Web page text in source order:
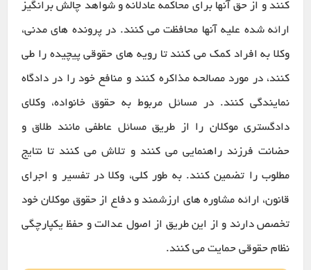
کنند و از حق آنها برای محاکمه عادلانه و شواهد چالش برانگیز
ارائه شده علیه آنها محافظت می کنند. در پرونده های مدنی،
وکلا به افراد کمک می کنند تا رویه های حقوقی پیچیده را طی
کنند، در مورد مصالحه مذاکره کنند و منافع خود را در دادگاه
نمایندگی کنند. در مسائل مربوط به حقوق خانواده، وکلای
دادگستری موکلان را از طریق مسائل عاطفی مانند طلاق و
حضانت فرزند راهنمایی می کنند و تلاش می کنند تا نتایج
مطلوب را تضمین کنند. به طور کلی، وکلا در تفسیر و اجرای
قانون، ارائه مشاوره های ارزشمند و دفاع از حقوق موکلان خود
تخصص دارند و از این طریق از اصول عدالت و حفظ یکپارچگی
نظام حقوقی حمایت می کنند.